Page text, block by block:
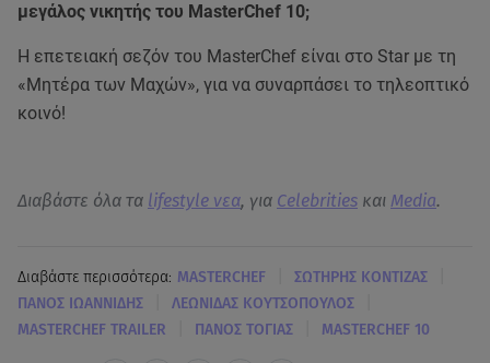
μεγάλος νικητής του MasterChef 10;
Η επετειακή σεζόν του MasterChef είναι στο Star με τη
«Μητέρα των Μαχών», για να συναρπάσει το τηλεοπτικό
κοινό!
Διαβάστε όλα τα lifestyle νεα, για Celebrities και Media.
Διαβάστε περισσότερα: MASTERCHEF ΣΩΤΗΡΗΣ ΚΟΝΤΙΖΑΣ
ΠΑΝΟΣ ΙΩΑΝΝΙΔΗΣ ΛΕΩΝΙΔΑΣ ΚΟΥΤΣΟΠΟΥΛΟΣ
MASTERCHEF TRAILER ΠΑΝΟΣ ΤΟΓΙΑΣ MASTERCHEF 10